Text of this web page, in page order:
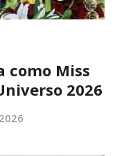
como Miss
2026